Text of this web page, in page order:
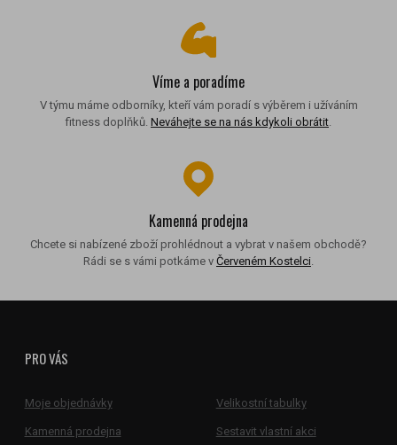
Víme a poradíme
V týmu máme odborníky, kteří vám poradí s výběrem i užíváním
fitness doplňků. Neváhejte se na nás kdykoli obrátit.
Kamenná prodejna
Chcete si nabízené zboží prohlédnout a vybrat v našem obchodě?
Rádi se s vámi potkáme v Červeném Kostelci.
PRO VÁS
Moje objednávky Velikostní tabulky
Kamenná prodejna Sestavit vlastní akci